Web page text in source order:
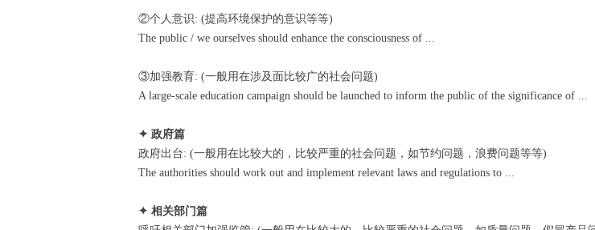
②个人意识: (提高环境保护的意识等等)
The public / we ourselves should enhance the consciousness of ...
③加强教育: (一般用在涉及面比较广的社会问题)
A large-scale education campaign should be launched to inform the public of the significance of ...
✦ 政府篇
政府出台: (一般用在比较大的，比较严重的社会问题，如节约问题，浪费问题等等)
The authorities should work out and implement relevant laws and regulations to ...
✦ 相关部门篇